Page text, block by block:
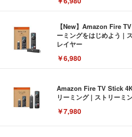
【New】Amazon Fire
ーミングをはじめよう |
レイヤー
￥6,980
Amazon Fire TV Stick
リーミング | ストリーミ
￥7,980